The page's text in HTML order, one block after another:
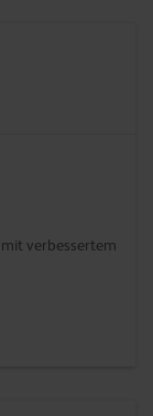
verbessertem